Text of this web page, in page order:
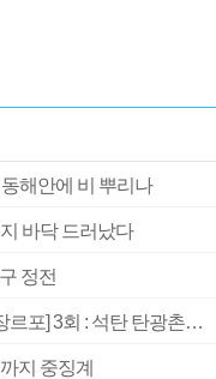
해안에 비 뿌리나
바닥 드러났다
정전
[2026 부산청소년극지체험탐험대 현장르포] 3회 : 석탄 탄광촌에서 북극 연구의 중심지로
지 중징계